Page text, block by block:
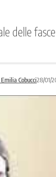
delle
Cobucci28/01/